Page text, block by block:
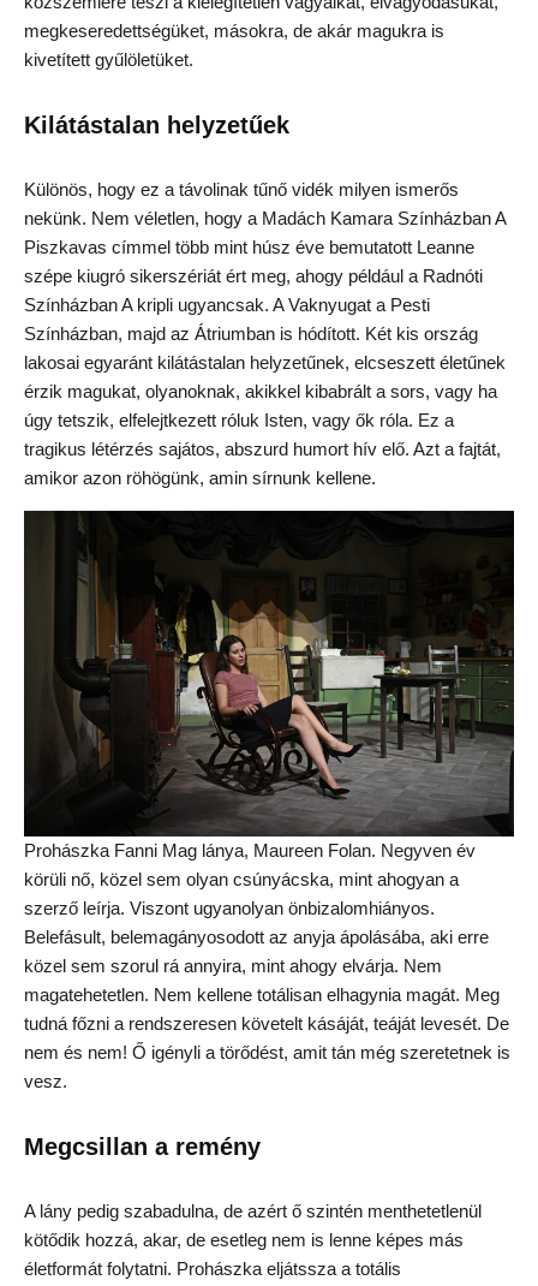
megkeseredettségüket, másokra, de akár magukra is
kivetített gyűlöletüket.
Kilátástalan helyzetűek
Különös, hogy ez a távolinak tűnő vidék milyen ismerős
nekünk. Nem véletlen, hogy a Madách Kamara Színházban A
Piszkavas címmel több mint húsz éve bemutatott Leanne
szépe kiugró sikerszériát ért meg, ahogy például a Radnóti
Színházban A kripli ugyancsak. A Vaknyugat a Pesti
Színházban, majd az Átriumban is hódított. Két kis ország
lakosai egyaránt kilátástalan helyzetűnek, elcseszett életűnek
érzik magukat, olyanoknak, akikkel kibabrált a sors, vagy ha
úgy tetszik, elfelejtkezett róluk Isten, vagy ők róla. Ez a
tragikus létérzés sajátos, abszurd humort hív elő. Azt a fajtát,
amikor azon röhögünk, amin sírnunk kellene.
Prohászka Fanni Mag lánya, Maureen Folan. Negyven év
körüli nő, közel sem olyan csúnyácska, mint ahogyan a
szerző leírja. Viszont ugyanolyan önbizalomhiányos.
Belefásult, belemagányosodott az anyja ápolásába, aki erre
közel sem szorul rá annyira, mint ahogy elvárja. Nem
magatehetetlen. Nem kellene totálisan elhagynia magát. Meg
tudná főzni a rendszeresen követelt kásáját, teáját levesét. De
nem és nem! Ő igényli a törődést, amit tán még szeretetnek is
vesz.
Megcsillan a remény
A lány pedig szabadulna, de azért ő szintén menthetetlenül
kötődik hozzá, akar, de esetleg nem is lenne képes más
életformát folytatni. Prohászka eljátssza a totális